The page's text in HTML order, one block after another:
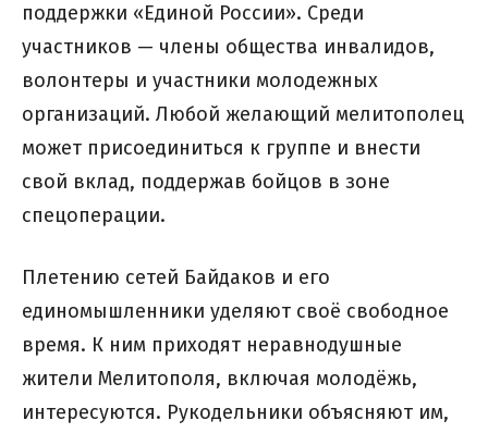
поддержки «Единой России». Среди
участников — члены общества инвалидов,
волонтеры и участники молодежных
организаций. Любой желающий мелитополец
может присоединиться к группе и внести
свой вклад, поддержав бойцов в зоне
спецоперации.
Плетению сетей Байдаков и его
единомышленники уделяют своё свободное
время. К ним приходят неравнодушные
жители Мелитополя, включая молодёжь,
интересуются. Рукодельники объясняют им,